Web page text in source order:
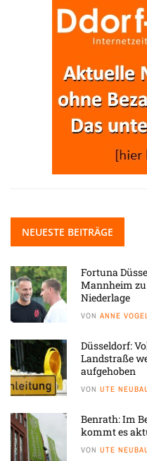
NEUESTE BEITRÄGE
Fortuna
Mannheim zu
Niederlage
VON ANNE
Düsseldorf:
Landstraße
aufgehoben
VON UTE
Benrath: Im
kommt es
VON UTE